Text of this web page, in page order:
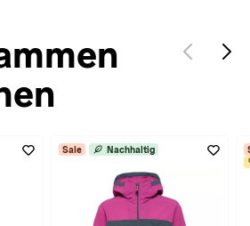
Sale Nachhaltig